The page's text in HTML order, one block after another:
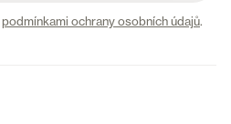
podmínkami ochrany osobních údajů.